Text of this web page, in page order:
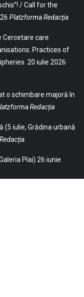
/ Call for the
Platzforma Redacția
Cercetare care
Practices of
20 iulie 2026
o schimbare majoră în
Redacția
iulie, Grădina urbană
Plai) 26 iunie